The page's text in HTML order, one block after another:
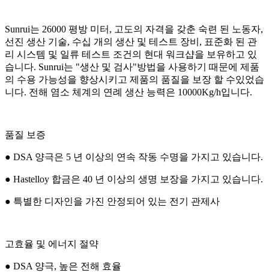
Sunrui는 26000 평방 미터, 고도의 자격을 갖춘 숙련 된 노동자,
선진 생산 기술, 수십 개의 생산 및 테스트 장비, 표준화 된 관
리 시스템 및 일류 테스트 조건의 현대 워크샵을 보유하고 있
습니다. Sunrui는 "생산 및 검사"방법을 사용하기 때문에 제품
의 수용 가능성을 향상시키고 제품의 품질을 보장 할 수있었습
니다. 전해 염소 체계의 연례 생산 능력은 10000Kg/h입니다.
품질 보증
● DSA 양극은 5 년 이상의 연속 작동 수명을 가지고 있습니다.
● Hastelloy 합금은 40 년 이상의 생명 보장을 가지고 있습니다.
● 특별한 디자인을 가진 안정되어 있는 전기 관제사
고효율 및 에너지 절약
● DSA 양극, 높은 전해 효율